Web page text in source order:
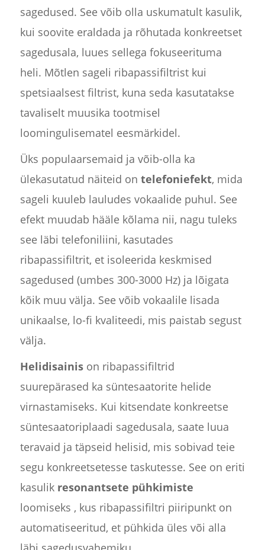
sagedused. See võib olla uskumatult kasulik,
kui soovite eraldada ja rõhutada konkreetset
sagedusala, luues sellega fokuseerituma
heli. Mõtlen sageli ribapassifiltrist kui
spetsiaalsest filtrist, kuna seda kasutatakse
tavaliselt muusika tootmisel
loomingulisematel eesmärkidel.
Üks populaarsemaid ja võib-olla ka
ülekasutatud näiteid on telefoniefekt, mida
sageli kuuleb lauludes vokaalide puhul. See
efekt muudab hääle kõlama nii, nagu tuleks
see läbi telefoniliini, kasutades
ribapassifiltrit, et isoleerida keskmised
sagedused (umbes 300-3000 Hz) ja lõigata
kõik muu välja. See võib vokaalile lisada
unikaalse, lo-fi kvaliteedi, mis paistab segust
välja.
Helidisainison ribapassifiltrid
suurepärased ka süntesaatorite helide
virnastamiseks. Kui kitsendate konkreetse
süntesaatoriplaadi sagedusala, saate luua
teravaid ja täpseid helisid, mis sobivad teie
segu konkreetsetesse taskutesse. See on eriti
kasulik resonantsete pühkimiste
loomiseks , kus ribapassifiltri piiripunkt on
automatiseeritud, et pühkida üles või alla